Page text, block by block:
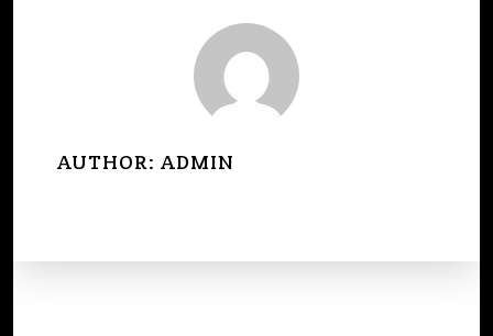
AUTHOR: ADMIN